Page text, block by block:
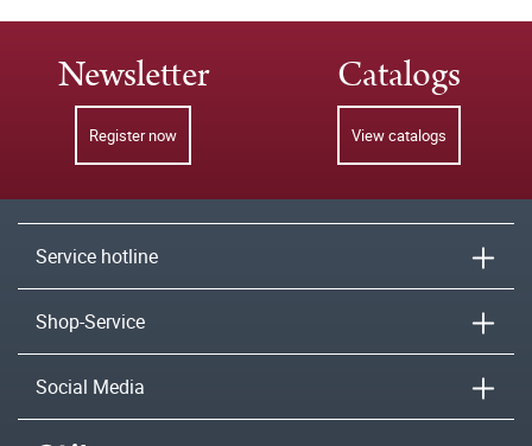
Newsletter
Register now
Catalogs
View catalogs
Service hotline
Shop-Service
Social Media